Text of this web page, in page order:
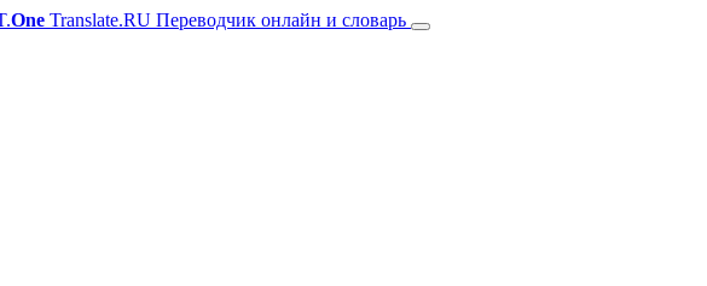
One Translate.RU Переводчик онлайн и словарь